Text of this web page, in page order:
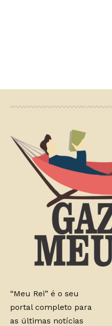
“Meu Rei” é o seu
portal completo para
as últimas notícias